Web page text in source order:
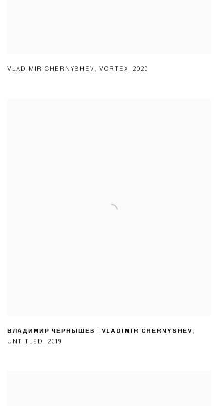
VLADIMIR CHERNYSHEV , VORTEX ,2020
ВЛАДИМИР ЧЕРНЫШЕВ | VLADIMIR CHERNYSHEV ,
UNTITLED , 2019